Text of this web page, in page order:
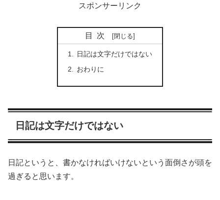
スポンサーリンク
目次
日記は文字だけではない
おわりに
日記は文字だけではない
日記というと、書かなければいけないという面倒さが頭を
過ぎると思います。